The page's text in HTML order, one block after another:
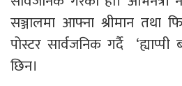
सञ्जालमा आफ्ना श्रीमान तथा
पोस्टर सार्वजनिक गर्दै
छिन।